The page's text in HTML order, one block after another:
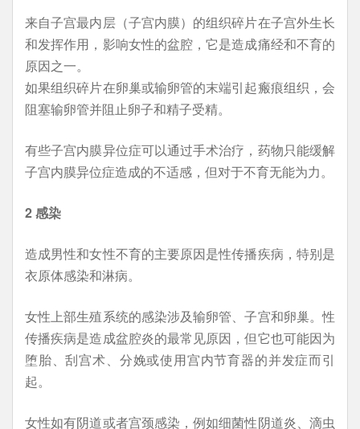
来自子宫最内层（子宫内膜）的组织碎片在子宫外生长
和发挥作用，影响女性的盆腔，它是造成痛经和不育的
原因之一。
如果组织碎片在卵巢或输卵管的末端引起瘢痕组织，会
阻塞输卵管并阻止卵子和精子受精。
有些子宫内膜异位症可以通过手术治疗，药物只能缓解
子宫内膜异位症造成的不适感，但对于不育无能为力。
2 感染
造成男性和女性不育的主要原因是性传播疾病，特别是
衣原体感染和淋病。
女性上部生殖系统的感染涉及输卵管、子宫和卵巢。性
传播疾病是造成盆腔炎的最常见原因，但它也可能因为
堕胎、刮宫术、分娩或使用宫内节育器的并发症而引
起。
女性如有阴道或者宫颈感染，例如细菌性阴道炎、滴虫